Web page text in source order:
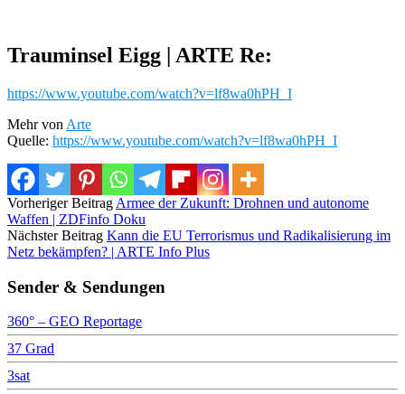
Trauminsel Eigg | ARTE Re:
https://www.youtube.com/watch?v=lf8wa0hPH_I
Mehr von Arte
Quelle: https://www.youtube.com/watch?v=lf8wa0hPH_I
Vorheriger Beitrag Armee der Zukunft: Drohnen und autonome
Waffen | ZDFinfo Doku
Nächster Beitrag Kann die EU Terrorismus und Radikalisierung im
Netz bekämpfen? | ARTE Info Plus
Sender & Sendungen
360° – GEO Reportage
37 Grad
3sat